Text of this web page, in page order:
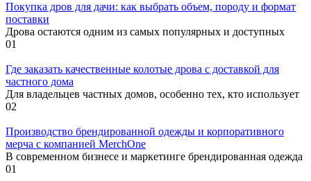
Покупка дров для дачи: как выбрать объем, породу и формат
поставки
Дрова остаются одним из самых популярных и доступных
01
Где заказать качественные колотые дрова с доставкой для
частного дома
Для владельцев частных домов, особенно тех, кто использует
02
Производство брендированной одежды и корпоративного
мерча с компанией MerchOne
В современном бизнесе и маркетинге брендированная одежда
01